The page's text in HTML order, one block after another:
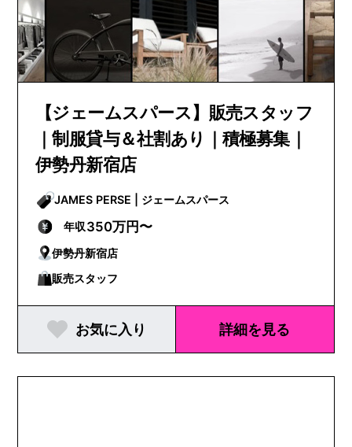
【ジェームスパース】販売スタッフ
｜制服貸与＆社割あり｜積極募集｜
伊勢丹新宿店
JAMES PERSE | ジェームスパース
年収350万円〜
伊勢丹新宿店
販売スタッフ
お気に入り 詳細を見る